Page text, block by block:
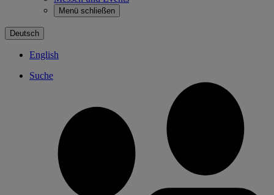
Menü schließen
Deutsch
English
Suche